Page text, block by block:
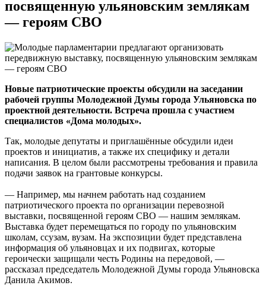
посвященную ульяновским землякам
— героям СВО
Новые патриотические проекты обсудили на заседании
рабочей группы Молодежной Думы города Ульяновска по
проектной деятельности. Встреча прошла с участием
специалистов «Дома молодых».
Так, молодые депутаты и приглашённые обсудили идеи
проектов и инициатив, а также их специфику и детали
написания. В целом были рассмотрены требования и правила
подачи заявок на грантовые конкурсы.
— Например, мы начнем работать над созданием
патриотического проекта по организации перевозной
выставки, посвященной героям СВО — нашим землякам.
Выставка будет перемещаться по городу по ульяновским
школам, ссузам, вузам. На экспозиции будет представлена
информация об ульяновцах и их подвигах, которые
героически защищали честь Родины на передовой, —
рассказал председатель Молодежной Думы города Ульяновска
Данила Акимов.